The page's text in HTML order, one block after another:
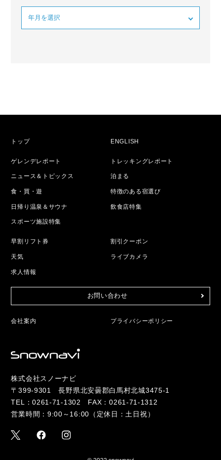
トップ ENGLISH
ゲレンデレポート トレッキングレポート
ニュース＆トピックス 泊まる
食・買・遊 特徴のある宿選び
日帰り温泉＆サウナ 飲食店特集
スポーツ施設特集
早割リフト券 割引クーポン
天気 ライブカメラ
求人情報
お問い合わせ
会社案内 プライバシーポリシー
株式会社スノーナビ
〒399-9301 長野県北安曇郡白馬村北城3475-1
TEL：0261-71-1302
FAX：0261-71-1312
営業時間：9:00～16:00（定休日：土日祝）